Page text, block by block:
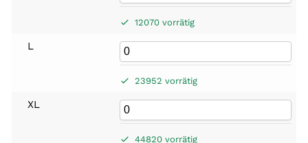
12070 vorrätig
L
23952 vorrätig
XL
44820 vorrätig